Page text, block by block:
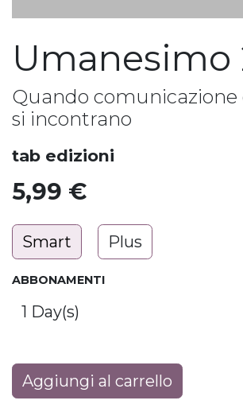
Umanesimo
Quando comunicazione
si incontrano
tab edizioni
5,99 €
Smart Plus
ABBONAMENTI
Aggiungi al carrello